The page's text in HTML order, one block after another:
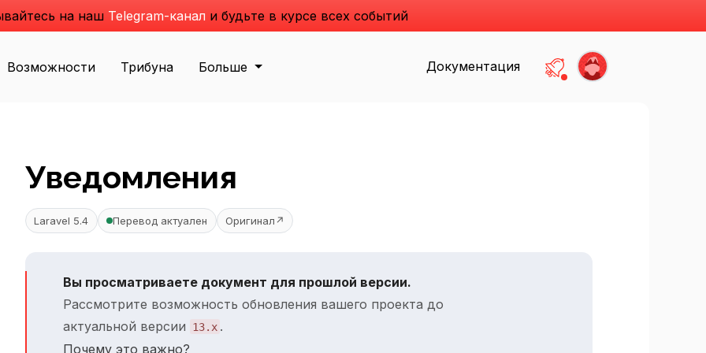
на наш Telegram-канал и будьте в курсе всех событий
Возможности Трибуна Больше
Документация
Есть не прочитанные
Уведомления
Laravel 5.4 Перевод актуален Оригинал ↗
Вы просматриваете документ для прошлой версии.
Рассмотрите возможность обновления вашего проекта до
актуальной версии
13.x .
Почему это важно?